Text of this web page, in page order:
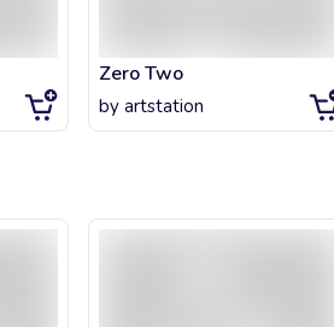
Zero Two
by artstation